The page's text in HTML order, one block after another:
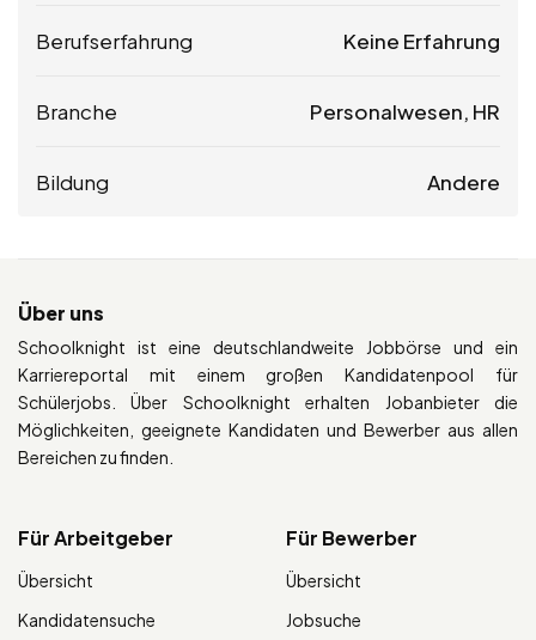
Berufserfahrung Keine Erfahrung
Branche Personalwesen, HR
Bildung Andere
Über uns
Schoolknight ist eine deutschlandweite Jobbörse und ein
Karriereportal mit einem großen Kandidatenpool für
Schülerjobs. Über Schoolknight erhalten Jobanbieter die
Möglichkeiten, geeignete Kandidaten und Bewerber aus allen
Bereichen zu finden.
Für Arbeitgeber
Übersicht
Kandidatensuche
Für Bewerber
Übersicht
Jobsuche